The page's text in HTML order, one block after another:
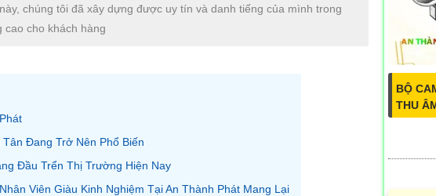
chúng tôi đã xây dựng được uy tín và danh tiếng của mình trong
cao cho khách hàng
Đang Trở Nên Phổ Biến
Đầu Trển Thị Trường Hiện Nay
Viên Giàu Kinh Nghiệm Tại An Thành Phát Mang Lại
BỘ
THU